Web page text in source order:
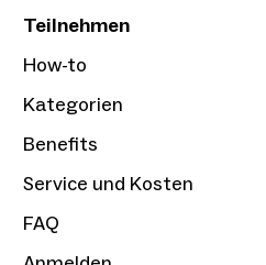
Teilnehmen
How-to
Kategorien
Benefits
Service und Kosten
FAQ